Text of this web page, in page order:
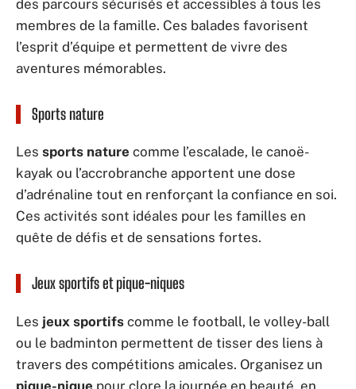
des parcours sécurisés et accessibles à tous les
membres de la famille. Ces balades favorisent
l’esprit d’équipe et permettent de vivre des
aventures mémorables.
Sports nature
Les sports nature comme l’escalade, le canoë-
kayak ou l’accrobranche apportent une dose
d’adrénaline tout en renforçant la confiance en soi.
Ces activités sont idéales pour les familles en
quête de défis et de sensations fortes.
Jeux sportifs et pique-niques
Les jeux sportifs comme le football, le volley-ball
ou le badminton permettent de tisser des liens à
travers des compétitions amicales. Organisez un
pique-nique pour clore la journée en beauté, en